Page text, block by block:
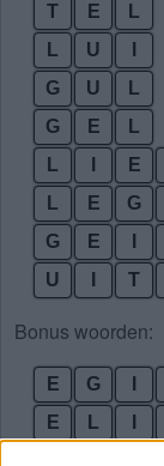
T
E
L
L
U
G
U
L
G
E
L
L
E
L
E G
G
E
U
T
Bonus woorden:
E G
E
L